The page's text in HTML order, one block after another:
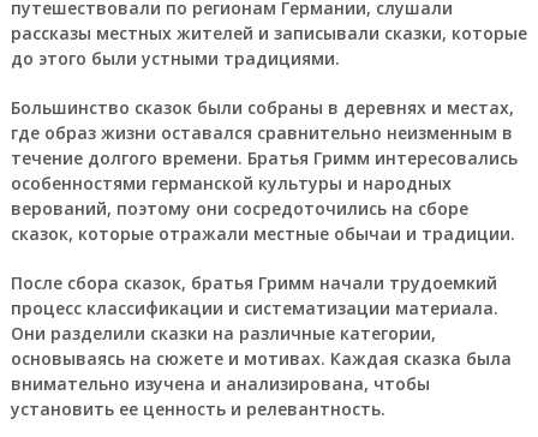
путешествовали по регионам Германии, слушали
рассказы местных жителей и записывали сказки, которые
до этого были устными традициями.
Большинство сказок были собраны в деревнях и местах,
где образ жизни оставался сравнительно неизменным в
течение долгого времени. Братья Гримм интересовались
особенностями германской культуры и народных
верований, поэтому они сосредоточились на сборе
сказок, которые отражали местные обычаи и традиции.
После сбора сказок, братья Гримм начали трудоемкий
процесс классификации и систематизации материала.
Они разделили сказки на различные категории,
основываясь на сюжете и мотивах. Каждая сказка была
внимательно изучена и анализирована, чтобы
установить ее ценность и релевантность.